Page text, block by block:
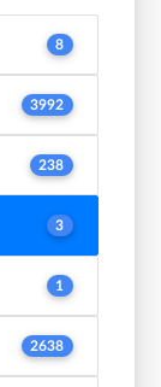
8
3992
238
3
1
2638